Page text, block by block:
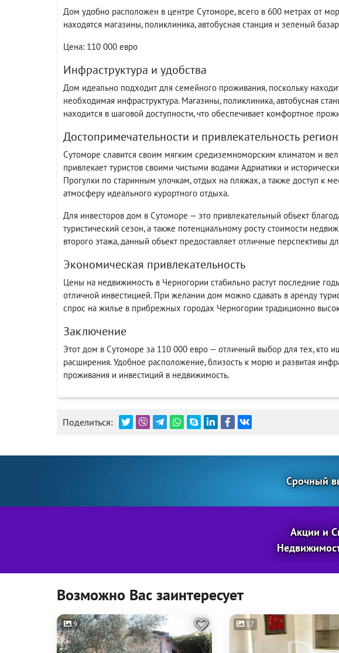
Дом удобно расположен в центре Сутоморе, всего в 600 метрах от
находятся магазины, поликлиника, автобусная станция и зеленый
Цена: 110 000 евро
Инфраструктура и удобства
Дом идеально подходит для семейного проживания, поскольку
необходимая инфраструктура. Магазины, поликлиника, автобусная
находится в шаговой доступности, что обеспечивает комфортное
Достопримечательности и привлекательность
Сутоморе славится своим мягким средиземноморским климатом и
привлекает туристов своими чистыми водами Адриатики и
Прогулки по старинным улочкам, отдых на пляжах, а также доступ к
атмосферу идеального курортного отдыха.
Для инвесторов дом в Сутоморе — это привлекательный объект
туристический сезон, а также потенциальному росту стоимости
второго этажа, данный объект предоставляет отличные перспективы
Экономическая привлекательность
Цены на недвижимость в Черногории стабильно растут последние
отличной инвестицией. При желании дом можно сдавать в аренду
спрос на жилье в прибрежных городах Черногории традиционно
Заключение
Этот дом в Сутоморе за 110 000 евро — отличный выбор для тех, кто
расширения. Удобное расположение, близость к морю и развитая
проживания и инвестиций в недвижимость.
Поделиться:
Срочный
Акции и
Возможно Вас заинтересует
9 17